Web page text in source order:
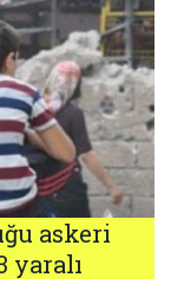
askeri
yaralı